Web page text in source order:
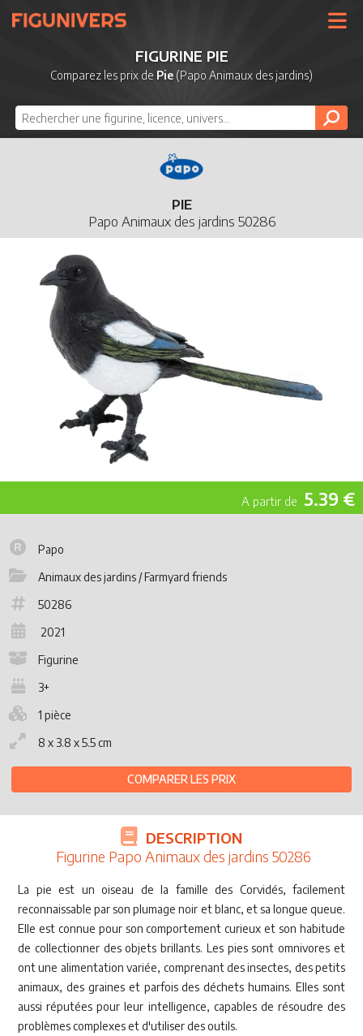
UNIVERS
LICENCES
NOUVEAUTÉS
DERNIERS AJOUTS
FIGURINE PIE
Comparez les prix de Pie (Papo Animaux des jardins)
PIE
Papo Animaux des jardins 50286
5.39 €
Papo
Animaux des jardins / Farmyard friends
50286
2021
Figurine
3+
1 pièce
8 x 3.8 x 5.5 cm
COMPARER LES PRIX
DESCRIPTION
Figurine Papo Animaux des jardins 50286
La pie est un oiseau de la famille des Corvidés, facilement
reconnaissable par son plumage noir et blanc, et sa longue queue.
Elle est connue pour son comportement curieux et son habitude
de collectionner des objets brillants. Les pies sont omnivores et
ont une alimentation variée, comprenant des insectes, des petits
animaux, des graines et parfois des déchets humains. Elles sont
aussi réputées pour leur intelligence, capables de résoudre des
problèmes complexes et d'utiliser des outils.